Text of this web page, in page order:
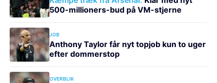
500-millioners-bud på VM-stjerne
JOB
Anthony Taylor får nyt topjob kun to uger
efter dommerstop
OVERBLIK